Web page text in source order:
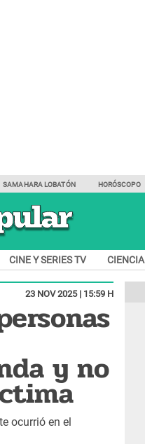
SAMAHARA LOBATÓN HORÓSCOPO
CINE Y SERIES TV CIENCIA
23 NOV 2025 | 15:59 H
y no
ocurrió en el